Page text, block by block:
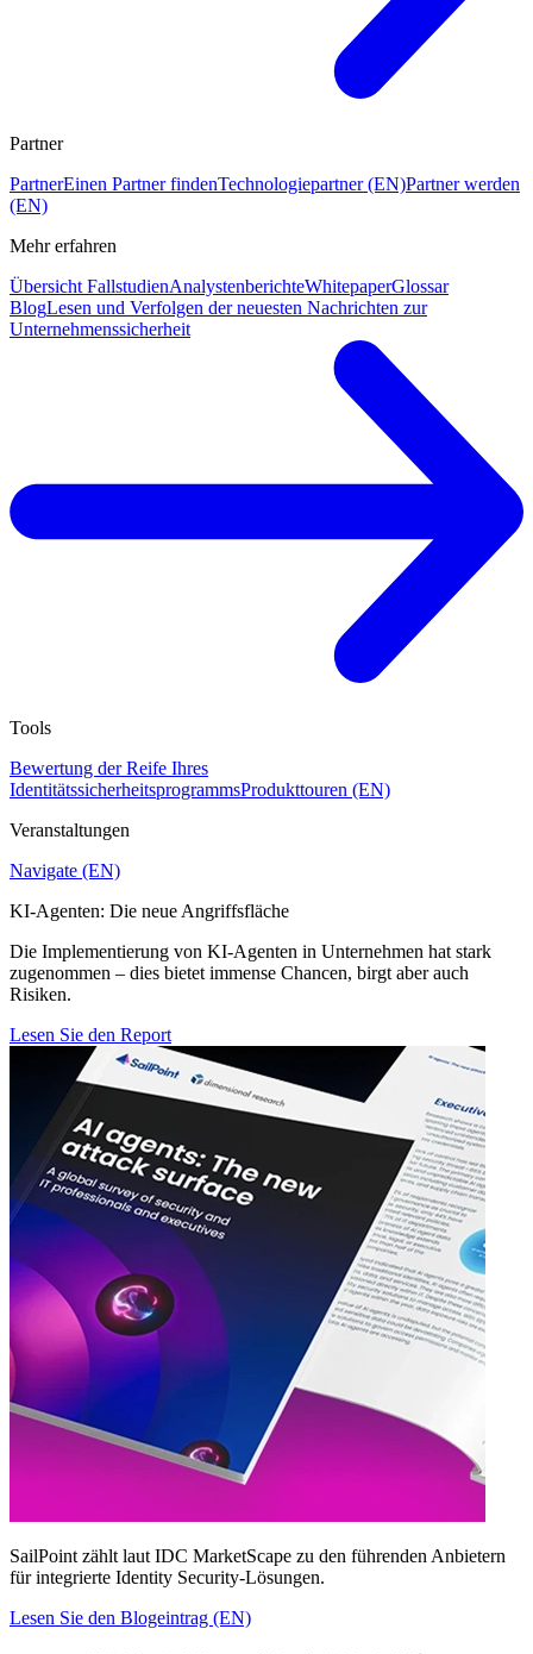
Partner
PartnerEinen Partner findenTechnologiepartner (EN)Partner werden
(EN)
Mehr erfahren
Übersicht FallstudienAnalystenberichteWhitepaperGlossar
BlogLesen und Verfolgen der neuesten Nachrichten zur
Unternehmenssicherheit
Tools
Bewertung der Reife Ihres
IdentitätssicherheitsprogrammsProdukttouren (EN)
Veranstaltungen
Navigate (EN)
KI-Agenten: Die neue Angriffsfläche
Die Implementierung von KI-Agenten in Unternehmen hat stark
zugenommen – dies bietet immense Chancen, birgt aber auch
Risiken.
Lesen Sie den Report
SailPoint zählt laut IDC MarketScape zu den führenden Anbietern
für integrierte Identity Security‑Lösungen.
Lesen Sie den Blogeintrag (EN)